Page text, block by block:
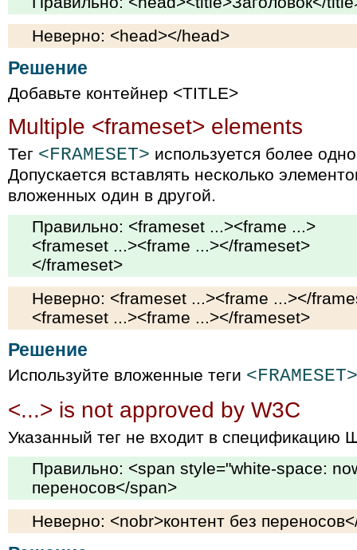
Неверно: <head></head>
Решение
Добавьте контейнер <TITLE>
Multiple <frameset> elements
Тег <FRAMESET> используется более
Допускается вставлять несколько
вложенных один в другой.
Правильно: <frameset ...><frame ...>
<frameset ...><frame ...></frameset>
</frameset>
Неверно: <frameset ...><frame ...></
<frameset ...><frame ...></frameset>
Решение
Используйте вложенные теги <FRAMESET>
<...> is not approved by W3C
Указанный тег не входит в спецификацию
Правильно: <span style="white-space:
переносов</span>
Неверно: <nobr>контент без